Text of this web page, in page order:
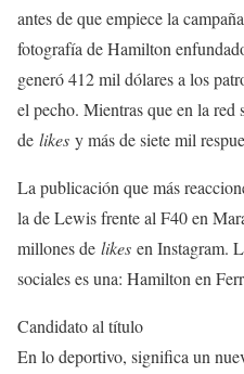
antes de que empiece la
fotografía de Hamilton
generó 412 mil dólares a los
el pecho. Mientras que en la
de likes y más de siete mil
La publicación que más
la de Lewis frente al F40 en
millones de likes en Instagram.
sociales es una: Hamilton en
Candidato al título
En lo deportivo, significa un